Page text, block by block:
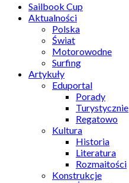
Sailbook Cup
Aktualności
Polska
Świat
Motorowodne
Surfing
Artykuły
Eduportal
Porady
Turystycznie
Regatowo
Kultura
Historia
Literatura
Rozmaitości
Konstrukcje